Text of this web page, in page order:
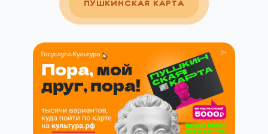
ПУШКИНСКАЯ КАРТА